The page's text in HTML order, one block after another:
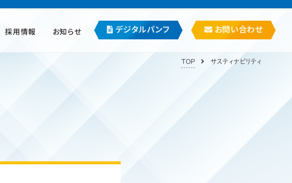
採用情報 お知らせ デジタルパンフ お問い合わせ
TOP サスティナビリティ